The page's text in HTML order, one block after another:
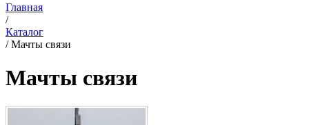
Главная
/
Каталог
/Мачты связи
Мачты связи